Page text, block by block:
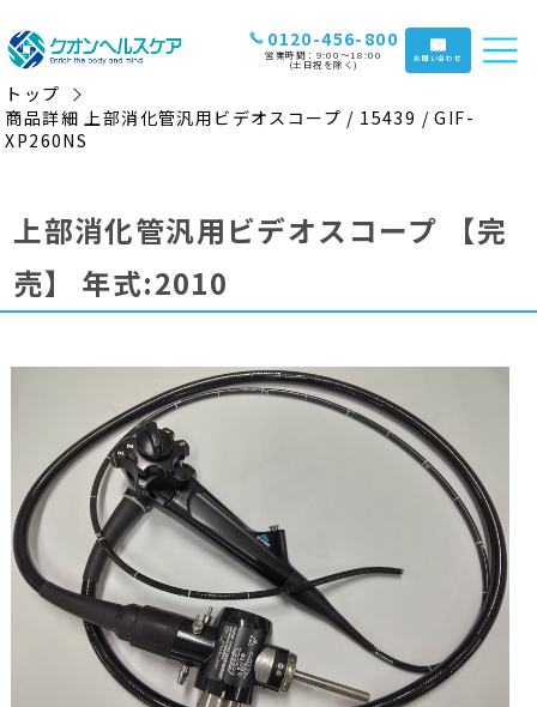
0120-456-800
営業時間：9:00〜18:00
(土日祝を除く) お問い合わせ
トップ
商品詳細 上部消化管汎用ビデオスコープ / 15439 / GIF-
XP260NS
上部消化管汎用ビデオスコープ
【完
売】
年式:2010